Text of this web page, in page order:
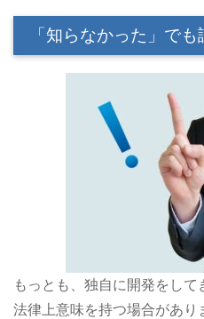
「知らなかった」で
もっとも、独自に開発をして
法律上意味を持つ場合があり